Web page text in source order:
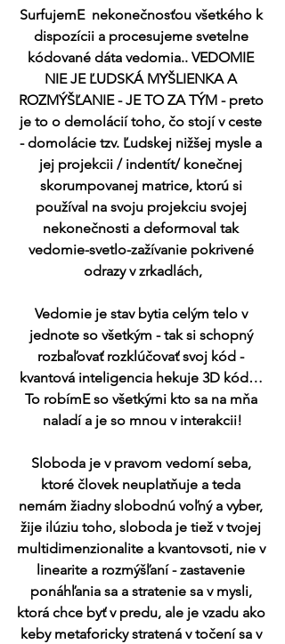
SurfujemE  nekonečnosťou všetkého k
dispozícii a procesujeme svetelne
kódované dáta vedomia.. VEDOMIE
NIE JE ĽUDSKÁ MYŠLIENKA A
ROZMÝŠĽANIE - JE TO ZA TÝM - preto
je to o demolácií toho, čo stojí v ceste
- domolácie tzv. Ľudskej nižšej mysle a
jej projekcii / indentít/ konečnej
skorumpovanej matrice, ktorú si
používal na svoju projekciu svojej
nekonečnosti a deformoval tak
vedomie-svetlo-zažívanie pokrivené
odrazy v zrkadlách,
Vedomie je stav bytia celým telo v
jednote so všetkým - tak si schopný
rozbaľovať rozklúčovať svoj kód -
kvantová inteligencia hekuje 3D kód…
To robímE so všetkými kto sa na mňa
naladí a je so mnou v interakcii!
Sloboda je v pravom vedomí seba,
ktoré človek neuplatňuje a teda
nemám žiadny slobodnú voľný a vyber,
žije ilúziu toho, sloboda je tiež v tvojej
multidimenzionalite a kvantovsoti, nie v
linearite a rozmýšľaní - zastavenie
ponáhľania sa a stratenie sa v mysli,
ktorá chce byť v predu, ale je vzadu ako
keby metaforicky stratená v točení sa v